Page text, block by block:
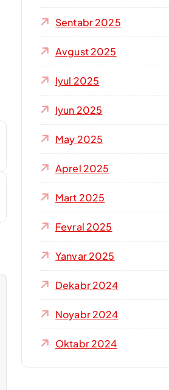
Sentabr 2025
Avgust 2025
Iyul 2025
Iyun 2025
May 2025
Aprel 2025
Mart 2025
Fevral 2025
Yanvar 2025
Dekabr 2024
Noyabr 2024
Oktabr 2024